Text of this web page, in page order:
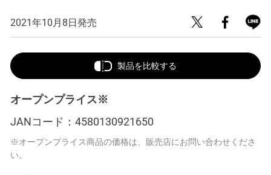
2021年10月8日発売
製品を比較する
オープンプライス※
JANコード： 4580130921650
※オープンプライス商品の価格は、販売店にお問い合わせくださ
い。